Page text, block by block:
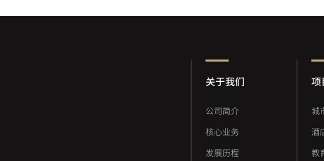
关于我们
公司简介
核心业务
发展历程
项
城
酒
教